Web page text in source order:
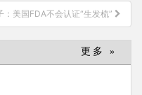
：美国FDA不会认证“生发梳”
更多 »